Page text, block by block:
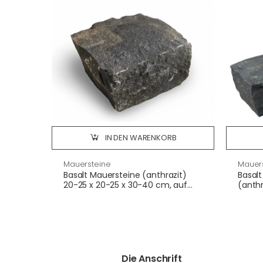
IN DEN WARENKORB
Mauersteine
Basalt Mauersteine (anthrazit)
20-25 x 20-25 x 30-40 cm, auf
Die Anschrift